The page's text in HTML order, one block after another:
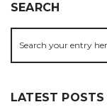
SEARCH
LATEST POSTS